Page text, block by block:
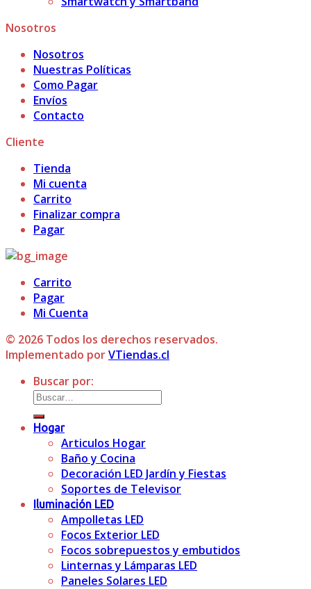
Nosotros
Nosotros
Nuestras Políticas
Como Pagar
Envíos
Contacto
Cliente
Tienda
Mi cuenta
Carrito
Finalizar compra
Pagar
Carrito
Pagar
Mi Cuenta
© 2026 Todos los derechos reservados.
Implementado porVTiendas.cl
Buscar por:
Hogar
Articulos Hogar
Baño y Cocina
Decoración LED Jardín y Fiestas
Soportes de Televisor
Iluminación LED
Ampolletas LED
Focos Exterior LED
Focos sobrepuestos y embutidos
Linternas y Lámparas LED
Paneles Solares LED